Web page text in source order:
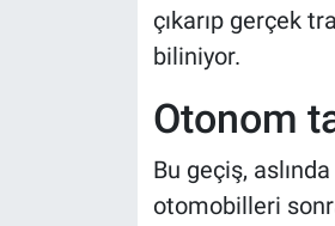
çıkarıp gerçek
biliniyor.
Otonom
Bu geçiş,
otomobilleri